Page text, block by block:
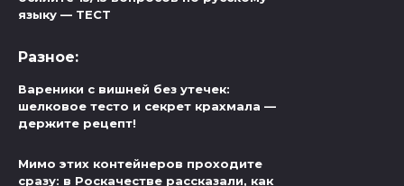
языку — ТЕСТ
Разное:
Вареники с вишней без утечек:
шелковое тесто и секрет крахмала —
держите рецепт!
Мимо этих контейнеров проходите
сразу: в Роскачестве рассказали, как